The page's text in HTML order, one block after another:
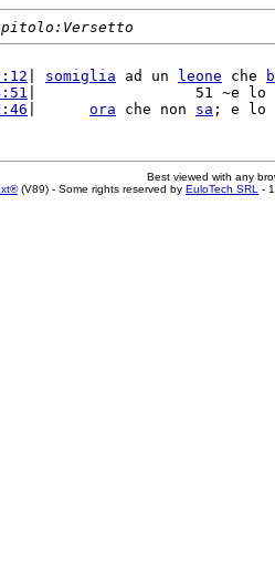
somiglia ad un leone che
|                  51 ~e lo
ora che non sa ; e lo
Best viewed with any
(V89) - Some rights reserved by EuloTech SRL -